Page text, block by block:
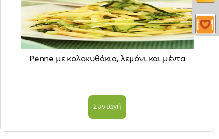
Penne με κολοκυθάκια, λεμόνι και μέντα
Συνταγή